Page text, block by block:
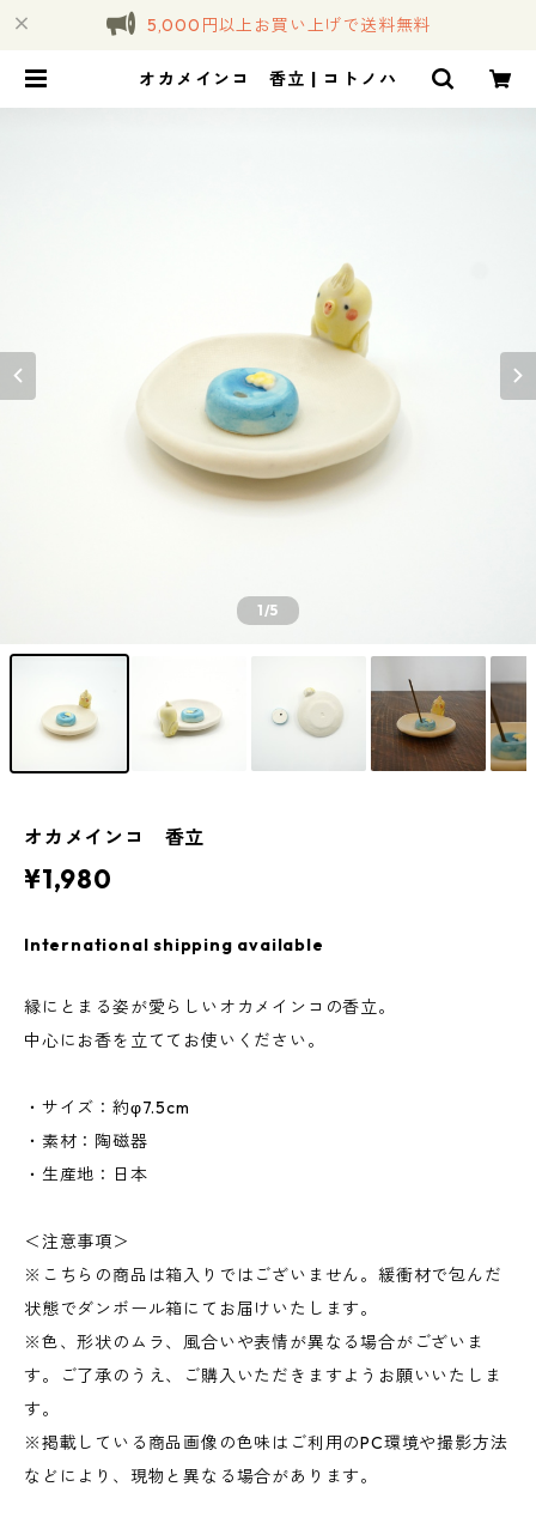
5,000円以上お買い上げで送料無料
オカメインコ 香立 | コトノハ
1/5
オカメインコ 香立
¥1,980
International shipping available
縁にとまる姿が愛らしいオカメインコの香立。
中心にお香を立ててお使いください。
・サイズ：約φ7.5cm
・素材：陶磁器
・生産地：日本
＜注意事項＞
※こちらの商品は箱入りではございません。緩衝材で包んだ
状態でダンボール箱にてお届けいたします。
※色、形状のムラ、風合いや表情が異なる場合がございま
す。ご了承のうえ、ご購入いただきますようお願いいたしま
す。
※掲載している商品画像の色味はご利用のPC環境や撮影方法
などにより、現物と異なる場合があります。